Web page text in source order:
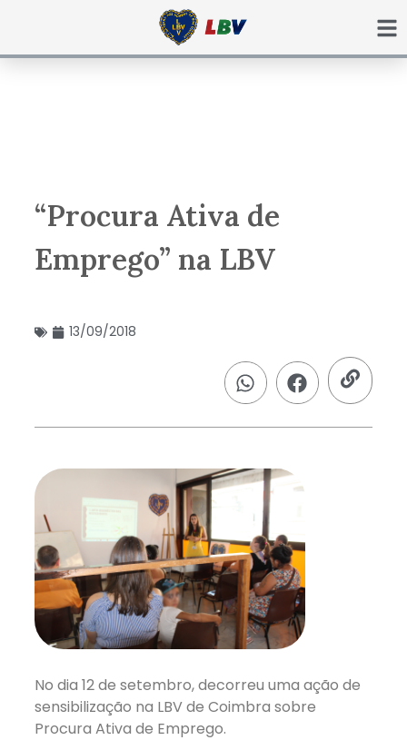
“Procura Ativa de
Emprego” na LBV
13/09/2018
No dia 12 de setembro, decorreu uma ação de
sensibilização na LBV de Coimbra sobre
Procura Ativa de Emprego.